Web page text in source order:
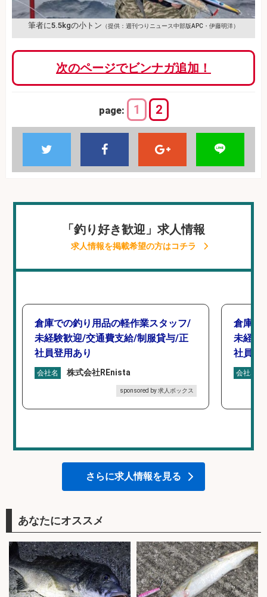
筆者に5.5kgの小トン （提供：週刊つりニュース中部版APC・伊藤明洋）
次のページでビンナガ追加！
page: 1 2
「釣り好き歓迎」求人情報
求人情報を掲載希望の方はコチラ
倉庫での釣り用品の軽作業スタッフ/
未経験歓迎/交通費支給/制服貸与/正
社員登用あり
会社名 株式会社REnista
sponsored by 求人ボックス
倉庫で
未経験
社員登
会社名
さらに求人情報を見る
あなたにオススメ